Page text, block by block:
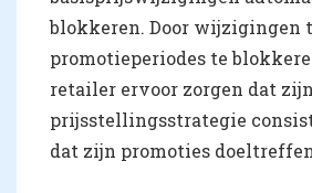
blokkeren. Door wijzigingen
promotieperiodes te
retailer ervoor zorgen dat zijn
prijsstellingsstrategie
dat zijn promoties